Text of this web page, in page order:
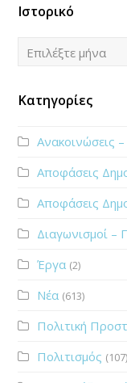
Ιστορικό
Ιστορικό
Επιλέξτε μήνα
Κατηγορίες
Ανακοινώσεις
Αποφάσεις
Αποφάσεις
Διαγωνισμοί –
Έργα (2)
Νέα (613)
Πολιτική
Πολιτισμός (107)